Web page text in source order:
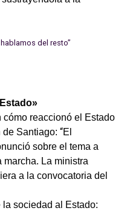
cómo reaccionó el Estado
Santiago: “El
sobre el tema a
marcha. La ministra
a la convocatoria del
sociedad al Estado: